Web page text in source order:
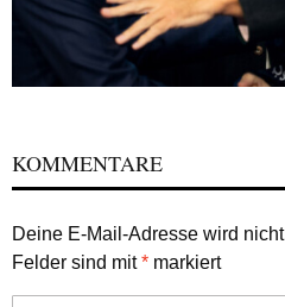
KOMMENTARE
Deine E-Mail-Adresse wird
Felder sind mit* markiert